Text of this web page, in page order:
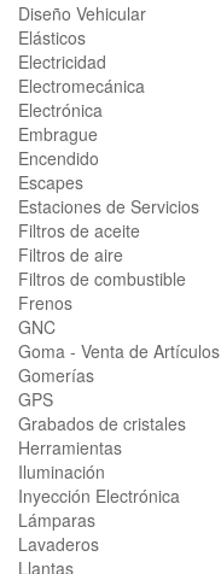
Diseño Vehicular
Elásticos
Electricidad
Electromecánica
Electrónica
Embrague
Encendido
Escapes
Estaciones de Servicios
Filtros de aceite
Filtros de aire
Filtros de combustible
Frenos
GNC
Goma - Venta de Artículos
Gomerías
GPS
Grabados de cristales
Herramientas
Iluminación
Inyección Electrónica
Lámparas
Lavaderos
Llantas